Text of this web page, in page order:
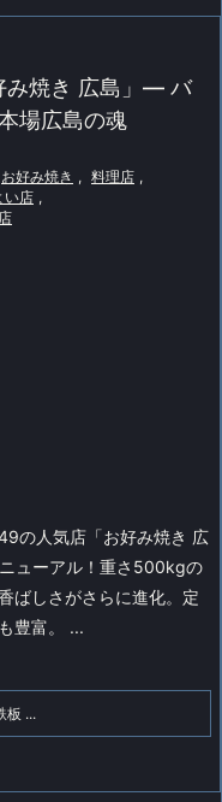
み焼き 広島」— バ
場広島の魂
お好み焼き , 料理店 ,
い店 ,
の人気店「お好み焼き 広
ューアル！重さ500kgの
ばしさがさらに進化。定
豊富。 ...
板 ...